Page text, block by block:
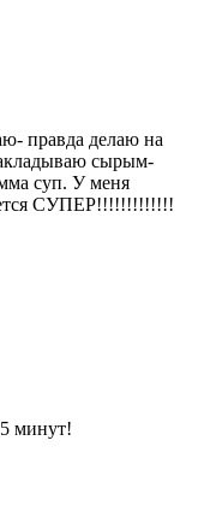
правда делаю на
сырым-
суп. У меня
СУПЕР!!!!!!!!!!!!!
минут!